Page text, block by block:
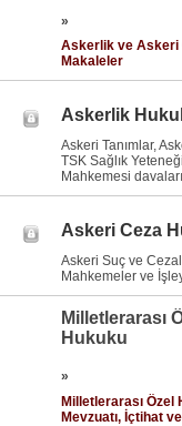
»
Askerlik ve Askeri
Makaleler
Askerlik
Askeri Tanımlar,
TSK Sağlık
Mahkemesi
Askeri Ceza
Askeri Suç ve
Mahkemeler ve
Milletlerarası
Hukuku
»
Milletlerarası
Mevzuatı, İçtihat